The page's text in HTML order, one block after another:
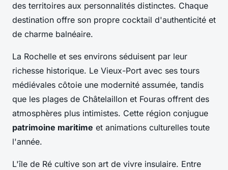
des territoires aux personnalités distinctes. Chaque
destination offre son propre cocktail d'authenticité et
de charme balnéaire.
La Rochelle et ses environs séduisent par leur
richesse historique. Le Vieux-Port avec ses tours
médiévales côtoie une modernité assumée, tandis
que les plages de Châtelaillon et Fouras offrent des
atmosphères plus intimistes. Cette région conjugue
patrimoine maritime et animations culturelles toute
l'année.
L'île de Ré cultive son art de vivre insulaire. Entre